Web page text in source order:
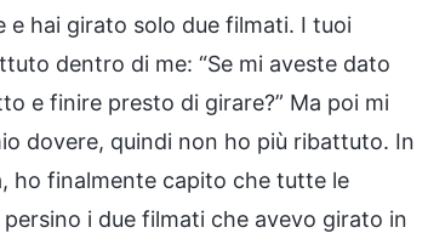
e hai girato solo due filmati. I tuoi
dentro di me: “Se mi aveste dato
e finire presto di girare?” Ma poi mi
dovere, quindi non ho più ribattuto. In
ho finalmente capito che tutte le
i due filmati che avevo girato in